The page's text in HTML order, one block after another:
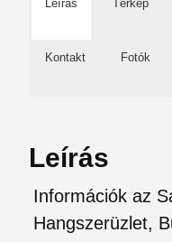
Leírás Térkép
Kontakt Fotók
Leírás
Információk az
Hangszerüzlet,